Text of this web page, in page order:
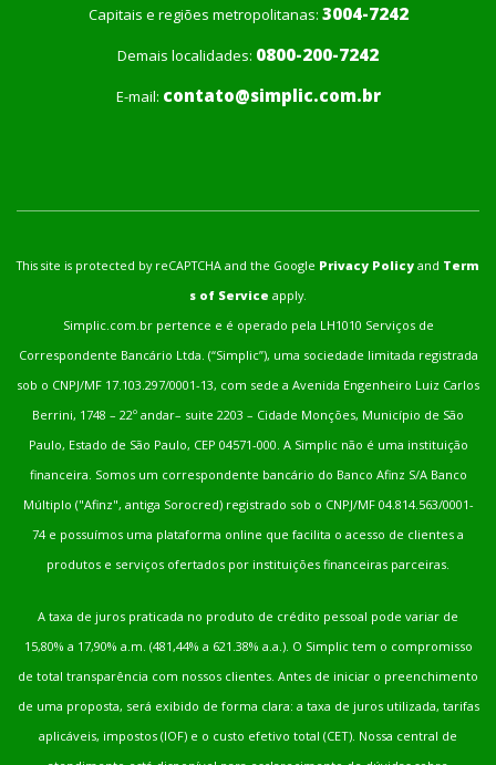
Capitais e regiões metropolitanas: 3004-7242
Demais localidades: 0800-200-7242
E-mail: contato@simplic.com.br
This site is protected by reCAPTCHA and the Google Privacy Policy and Term
s of Service apply.
Simplic.com.br pertence e é operado pela LH1010 Serviços de
Correspondente Bancário Ltda. (“Simplic”), uma sociedade limitada registrada
sob o CNPJ/MF 17.103.297/0001-13, com sede a Avenida Engenheiro Luiz Carlos
Berrini, 1748 – 22º andar– suite 2203 – Cidade Monções, Município de São
Paulo, Estado de São Paulo, CEP 04571-000. A Simplic não é uma instituição
financeira. Somos um correspondente bancário do Banco Afinz S/A Banco
Múltiplo ("Afinz", antiga Sorocred) registrado sob o CNPJ/MF 04.814.563/0001-
74 e possuímos uma plataforma online que facilita o acesso de clientes a
produtos e serviços ofertados por instituições financeiras parceiras.
A taxa de juros praticada no produto de crédito pessoal pode variar de
15,80% a 17,90% a.m. (481,44% a 621.38% a.a.). O Simplic tem o compromisso
de total transparência com nossos clientes. Antes de iniciar o preenchimento
de uma proposta, será exibido de forma clara: a taxa de juros utilizada, tarifas
aplicáveis, impostos (IOF) e o custo efetivo total (CET). Nossa central de